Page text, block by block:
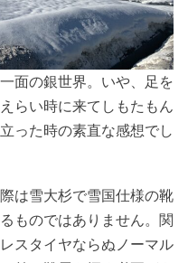
面の銀世界。いや、足を
らい時に来てしもたもん
った時の素直な感想でし
は雪大杉で雪国仕様の靴
ものではありません。関
スタイヤならぬノーマル